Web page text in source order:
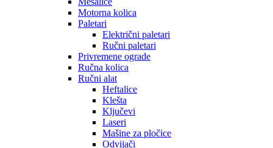
Motorna kolica
Paletari
Električni paletari
Ručni paletari
Privremene ograde
Ručna kolica
Ručni alat
Heftalice
Klešta
Ključevi
Laseri
Mašine za pločice
Odvijači